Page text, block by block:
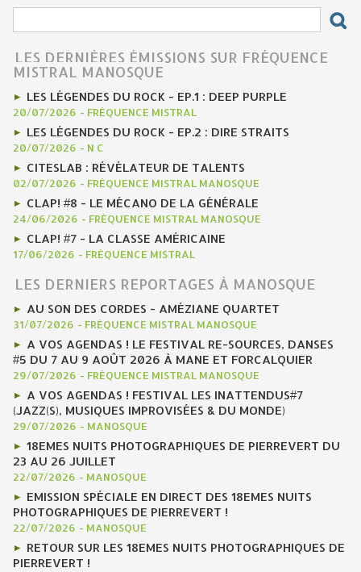
LES DERNIÈRES ÉMISSIONS SUR FRÉQUENCE
MISTRAL MANOSQUE
LES LÉGENDES DU ROCK - EP.1 : DEEP PURPLE
20/07/2026 - FRÉQUENCE MISTRAL
LES LÉGENDES DU ROCK - EP.2 : DIRE STRAITS
20/07/2026 - N C
CITESLAB : RÉVÉLATEUR DE TALENTS
02/07/2026 - FRÉQUENCE MISTRAL MANOSQUE
CLAP! #8 - LE MÉCANO DE LA GÉNÉRALE
24/06/2026 - FRÉQUENCE MISTRAL MANOSQUE
CLAP! #7 - LA CLASSE AMÉRICAINE
17/06/2026 - FRÉQUENCE MISTRAL
LES DERNIERS REPORTAGES À MANOSQUE
AU SON DES CORDES - AMÉZIANE QUARTET
31/07/2026 - FRÉQUENCE MISTRAL MANOSQUE
A VOS AGENDAS ! LE FESTIVAL RE-SOURCES, DANSES
#5 DU 7 AU 9 AOÛT 2026 À MANE ET FORCALQUIER
29/07/2026 - FRÉQUENCE MISTRAL MANOSQUE
A VOS AGENDAS ! FESTIVAL LES INATTENDUS#7
(JAZZ(S), MUSIQUES IMPROVISÉES & DU MONDE)
29/07/2026 - MANOSQUE
18EMES NUITS PHOTOGRAPHIQUES DE PIERREVERT DU
23 AU 26 JUILLET
22/07/2026 - MANOSQUE
EMISSION SPÉCIALE EN DIRECT DES 18EMES NUITS
PHOTOGRAPHIQUES DE PIERREVERT !
22/07/2026 - MANOSQUE
RETOUR SUR LES 18EMES NUITS PHOTOGRAPHIQUES DE
PIERREVERT !